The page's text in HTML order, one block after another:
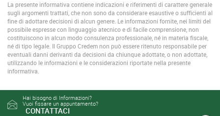
La presente informativa contiene indicazioni e riferimenti di carattere generale
sugli argomenti trattati, che non sono da considerare esaustive o sufficienti al
fine di adottare decisioni di alcun genere. Le informazioni fornite, nei limiti del
possibile espresse con linguaggio atecnico e di facile comprensione, non
costituiscono in alcun modo consulenza professionale, né in materia fiscale,
né di tipo legale. Il Gruppo Credem non può essere ritenuto responsabile per
eventuali danni derivanti da decisioni da chiunque adottate, o non adottate,
utilizzando le informazioni e le considerazioni riportate nella presente
informativa.
Hai bisogno di Informazioni?
Vuoi fissare un appuntamento?
CONTATTACI